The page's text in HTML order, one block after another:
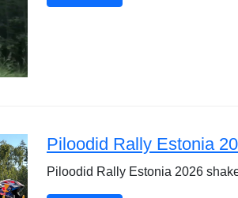
Piloodid Rally Estonia
Piloodid Rally Estonia 2026